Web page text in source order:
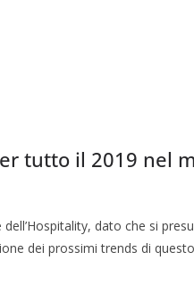
tutto il 2019 nel
dato che si
dei prossimi trends di